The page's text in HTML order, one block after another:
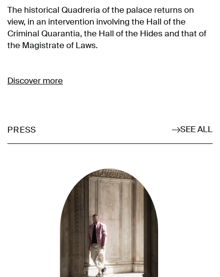
The historical Quadreria of the palace returns on
view, in an intervention involving the Hall of the
Criminal Quarantia, the Hall of the Hides and that of
the Magistrate of Laws.
Discover more
PRESS SEE ALL